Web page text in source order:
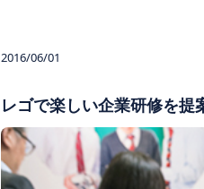
2016/06/01
レゴで楽しい企業研修を提